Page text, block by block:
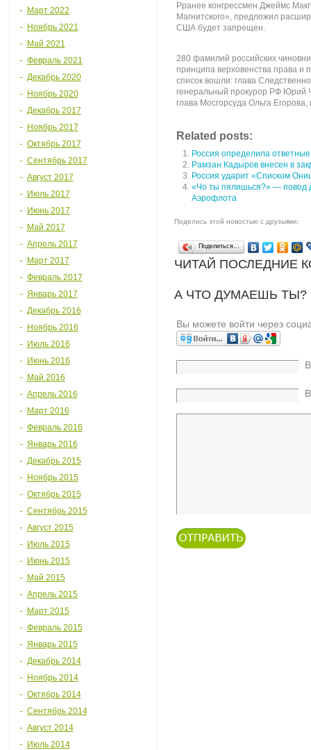
Март 2022
Ноябрь 2021
Май 2021
Февраль 2021
Декабрь 2020
Ноябрь 2020
Декабрь 2017
Ноябрь 2017
Октябрь 2017
Сентябрь 2017
Август 2017
Июль 2017
Июнь 2017
Май 2017
Апрель 2017
Март 2017
Февраль 2017
Январь 2017
Декабрь 2016
Ноябрь 2016
Июль 2016
Июнь 2016
Май 2016
Апрель 2016
Март 2016
Февраль 2016
Январь 2016
Декабрь 2015
Ноябрь 2015
Октябрь 2015
Сентябрь 2015
Август 2015
Июль 2015
Июнь 2015
Май 2015
Апрель 2015
Март 2015
Февраль 2015
Январь 2015
Декабрь 2014
Ноябрь 2014
Октябрь 2014
Сентябрь 2014
Август 2014
Июль 2014
Рранее конгрессмен Джеймс
Магнитского», предложил
США будет запрещен.
280 фамилий российских
принципа верховенства права и
список вошли: глава
генеральный прокурор РФ Юрий
глава Мосгорсуда Ольга Егорова,
Related posts:
Россия определила
Рамзан Кадыров внесен в
Россия ударит «Списком
«Чо ты пялишься?» — повод
Аэрофлота
Поделись этой новостью с друзьями:
Поделиться…
ЧИТАЙ ПОСЛЕДНИЕ
А ЧТО ДУМАЕШЬ
Вы можете войти через